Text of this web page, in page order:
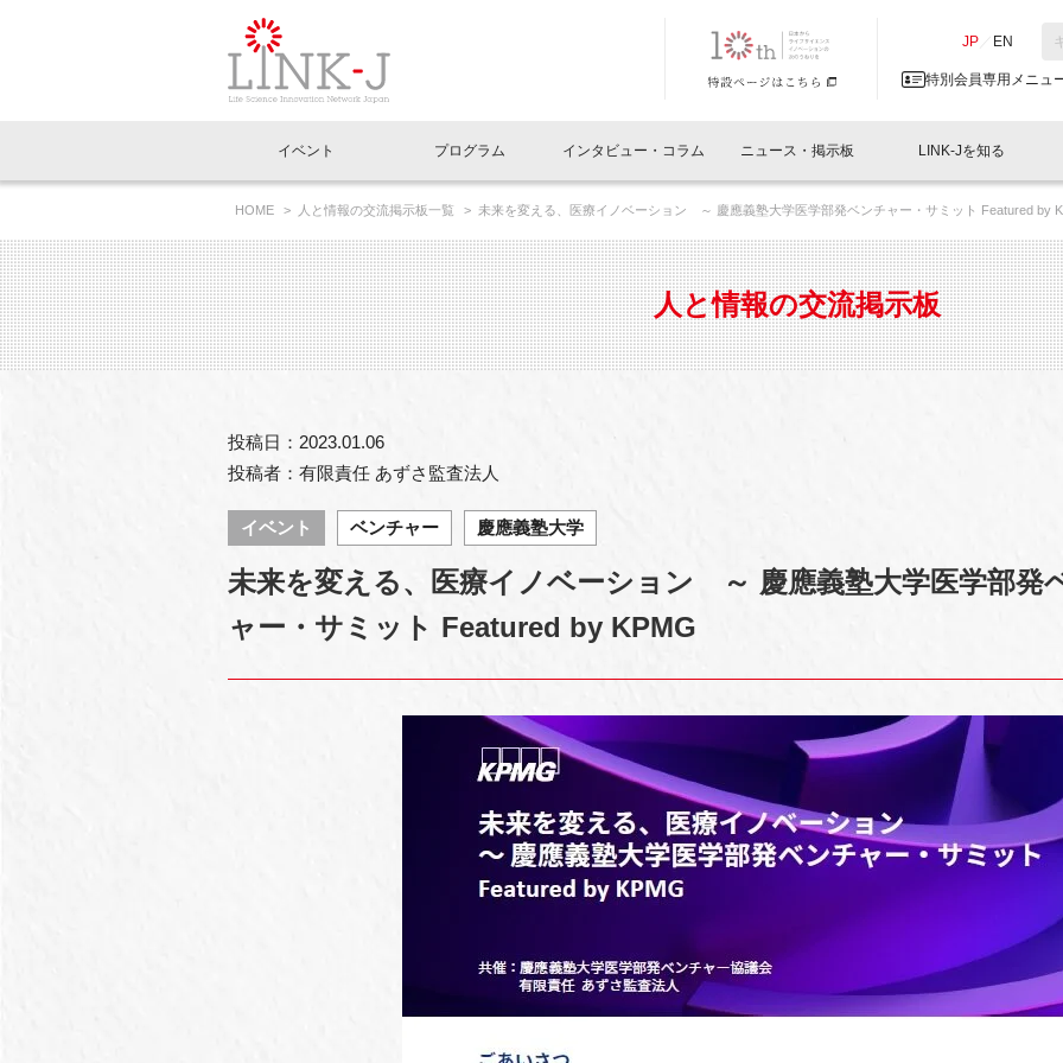
JP EN
特別会員専用メニュ
イベントお知らせメール登録
閉じる
イベント
イベント一覧
LINK-J主催・共催 特別会員開催
LINK-J協賛・協力 出展・参加
イベントレポート一覧
LINK-J主催・共催
LINK-J協賛・協力
プログラム
Out of Box相談室 What's "UNIKORN"？
インタビュー・コラム
インタビュー・コラム一覧
スペシャルインタビュー ベンチャーインタビュー 会報
連載コラム サポーターコラム 日本
ニュース・掲示板
ニュース一覧
トピック プレスリリース
メディア情報 海外関連
協賛・協力
人と情報の交流掲示板一覧
会員プレスリリース
募集
LINK-Jを知る
理事長挨拶 Why in Nihonbashi
国内外連携 サポーター紹介 事業
組織概要 パンフレット GTB
特別会員一覧 特別会員について 入会
専用メニューはこちら
ラウンジ・会議室 オフィス・ラボ 施設
アクセス
HOME 人と情報の交流掲示板一覧 未来を変える、医療イノベーション ～ 慶應義塾大学医学部発ベンチャー・サミット Featured by
人と情報の交流掲示板
投稿日：2023.01.06
投稿者：有限責任 あずさ監査法人
イベント ベンチャー 慶應義塾大学
未来を変える、医療イノベーション ～ 慶應義塾大学医学部発
ャー・サミット Featured by KPMG